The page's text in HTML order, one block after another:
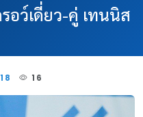
อว์เดี่ยว-คู่ เทนนิส
16